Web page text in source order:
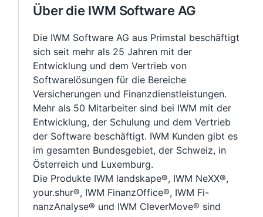
Über die IWM Software AG
Die IWM Software AG aus Primstal beschäftigt
sich seit mehr als 25 Jahren mit der
Entwicklung und dem Vertrieb von
Softwarelösungen für die Bereiche
Versicherungen und Finanzdienstleistungen.
Mehr als 50 Mitarbeiter sind bei IWM mit der
Entwicklung, der Schulung und dem Vertrieb
der Software beschäftigt. IWM Kunden gibt es
im gesamten Bundesgebiet, der Schweiz, in
Österreich und Luxemburg.
Die Produkte IWM landskape®, IWM NeXX®,
your.shur®, IWM FinanzOffice®, IWM Fi-
nanzAnalyse® und IWM CleverMove® sind